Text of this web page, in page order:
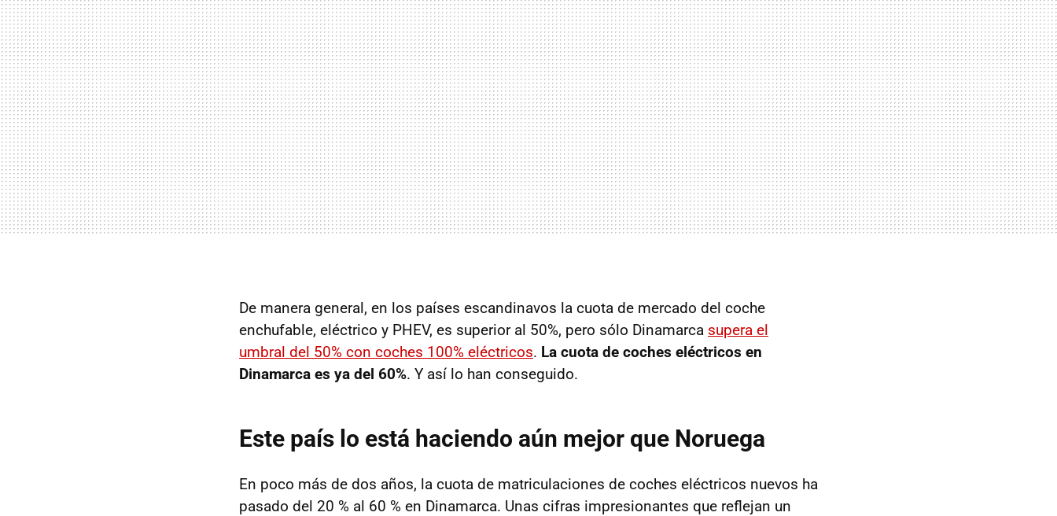
De manera general, en los países escandinavos la cuota de mercado del coche
enchufable, eléctrico y PHEV, es superior al 50%, pero sólo Dinamarca supera el
umbral del 50% con coches 100% eléctricos. La cuota de coches eléctricos en
Dinamarca es ya del 60%. Y así lo han conseguido.
Este país lo está haciendo aún mejor que Noruega
En poco más de dos años, la cuota de matriculaciones de coches eléctricos nuevos ha
pasado del 20 % al 60 % en Dinamarca. Unas cifras impresionantes que reflejan un